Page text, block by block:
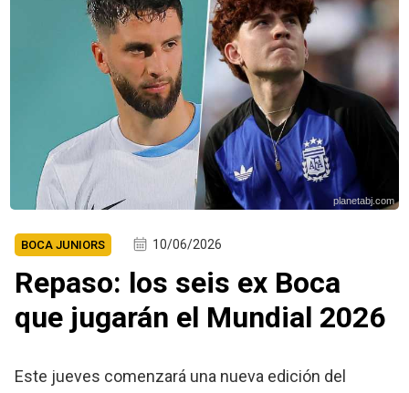
planetabj.com
BOCA JUNIORS 10/06/2026
Repaso: los seis ex Boca
que jugarán el Mundial 2026
Este jueves comenzará una nueva edición del